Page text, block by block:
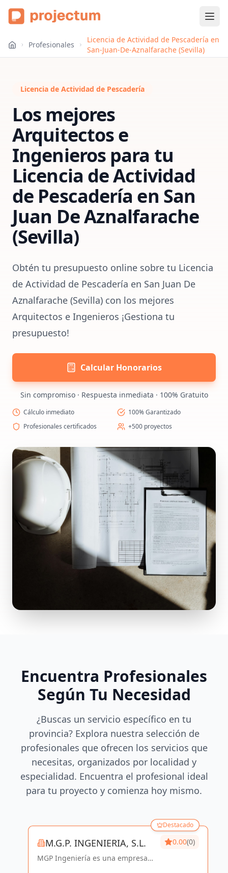
Profesionales
Licencia de Actividad de Pescadería en
San-Juan-De-Aznalfarache (Sevilla)
Licencia de Actividad de Pescadería
Los mejores
Arquitectos e
Ingenieros para tu
Licencia de Actividad
de Pescadería en San
Juan De Aznalfarache
(Sevilla)
Obtén tu presupuesto online sobre tu Licencia
de Actividad de Pescadería en San Juan De
Aznalfarache (Sevilla) con los mejores
Arquitectos e Ingenieros ¡Gestiona tu
presupuesto!
Calcular Honorarios
Sin compromiso · Respuesta inmediata · 100% Gratuito
Cálculo inmediato
100% Garantizado
Profesionales certificados
+500 proyectos
Encuentra Profesionales
Según Tu Necesidad
¿Buscas un servicio específico en tu
provincia? Explora nuestra selección de
profesionales que ofrecen los servicios que
necesitas, organizados por localidad y
especialidad. Encuentra el profesional ideal
para tu proyecto y comienza hoy mismo.
Destacado
M.G.P. INGENIERIA, S.L.
MGP Ingeniería es una empresa
0.00(0)